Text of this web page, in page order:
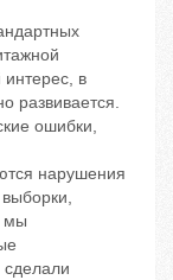
в
развивается.
ошибки,
нарушения
мы
сделали